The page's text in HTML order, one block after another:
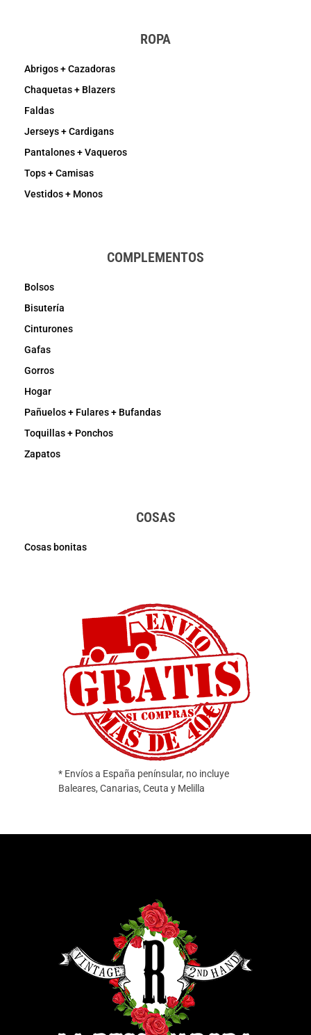
ROPA
Abrigos + Cazadoras
Chaquetas + Blazers
Faldas
Jerseys + Cardigans
Pantalones + Vaqueros
Tops + Camisas
Vestidos + Monos
COMPLEMENTOS
Bolsos
Bisutería
Cinturones
Gafas
Gorros
Hogar
Pañuelos + Fulares + Bufandas
Toquillas + Ponchos
Zapatos
COSAS
Cosas bonitas
* Envíos a España penínsular, no incluye
Baleares, Canarias, Ceuta y Melilla